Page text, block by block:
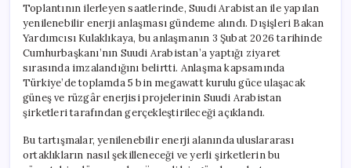
Toplantının ilerleyen saatlerinde, Suudi Arabistan ile yapılan
yenilenebilir enerji anlaşması gündeme alındı. Dışişleri Bakan
Yardımcısı Kulaklıkaya, bu anlaşmanın 3 Şubat 2026 tarihinde
Cumhurbaşkanı’nın Suudi Arabistan’a yaptığı ziyaret
sırasında imzalandığını belirtti. Anlaşma kapsamında
Türkiye’de toplamda 5 bin megawatt kurulu güce ulaşacak
güneş ve rüzgâr enerjisi projelerinin Suudi Arabistan
şirketleri tarafından gerçekleştirileceği açıklandı.
Bu tartışmalar, yenilenebilir enerji alanında uluslararası
ortaklıkların nasıl şekilleneceği ve yerli şirketlerin bu